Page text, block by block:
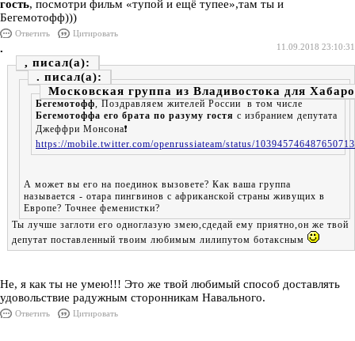
гость, посмотри фильм «тупой и ещё тупее»,там ты и
Бегемотофф)))
Ответить
Цитировать
11.09.2018 23:10:31
.
,
.
Московская группа из Владивостока для
Бегемотофф, Поздравляем жителей России в том числе
Бегемотоффа его брата по разуму гостя с избранием депутата
Джеффри Монсона❗️
https://mobile.twitter.com/openrussiateam/status/
А может вы его на поединок вызовете? Как ваша группа
называется - отара пингвинов с африканской страны живущих в
Европе? Точнее феменистки?
Ты лучше заглоти его одноглазую змею,сдедай ему приятно,он же твой
депутат поставленный твоим любимым лилипутом ботаксным
Не, я как ты не умею!!! Это же твой любимый способ доставлять
удовольствие радужным сторонникам Навального.
Ответить Цитировать